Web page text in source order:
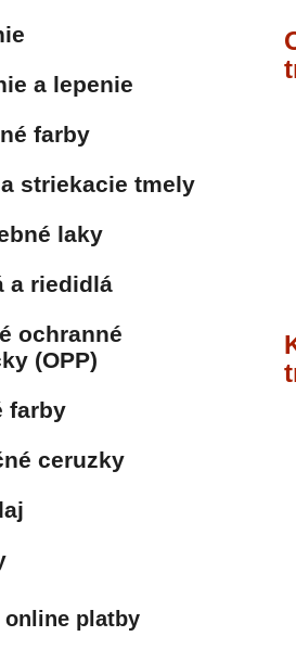
a lepenie
farby
striekacie tmely
laky
a riedidlá
ochranné
(OPP)
farby
ceruzky
online platby